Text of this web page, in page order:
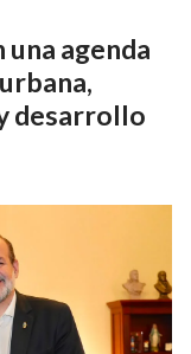
agenda
desarrollo